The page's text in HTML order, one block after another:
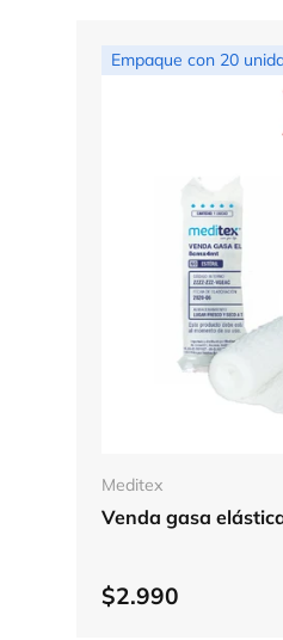
Empaque con 20
Meditex
Venda gasa
$2.990